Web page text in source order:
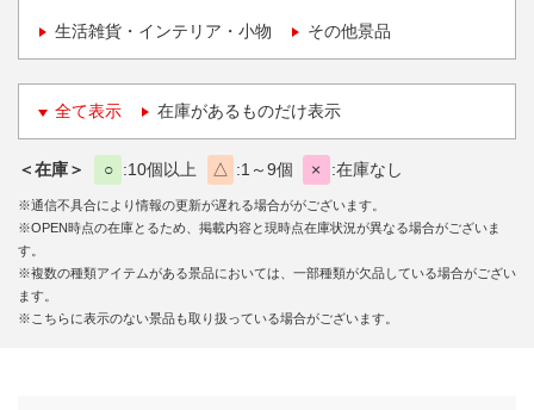
生活雑貨・インテリア・小物 その他景品
全て表示 在庫があるものだけ表示
＜在庫＞ ○ 10個以上 △ 1～9個 × 在庫なし
※通信不具合により情報の更新が遅れる場合ががございます。
※OPEN時点の在庫とるため、掲載内容と現時点在庫状況が異なる場合がございま
す。
※複数の種類アイテムがある景品においては、一部種類が欠品している場合がござい
ます。
※こちらに表示のない景品も取り扱っている場合がございます。